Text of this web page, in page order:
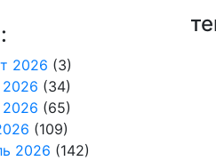
2026 (3)
(34)
(65)
(109)
2026 (142)